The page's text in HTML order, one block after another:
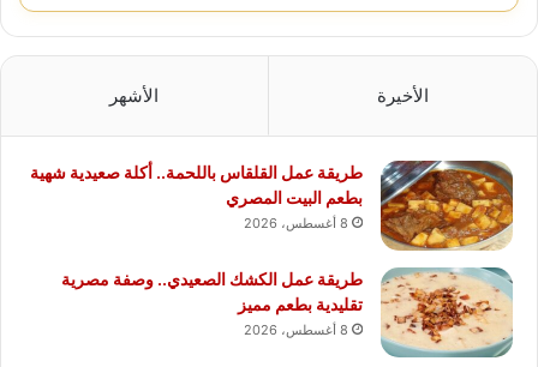
الأخيرة الأشهر
طريقة عمل القلقاس باللحمة.. أكلة صعيدية شهية
بطعم البيت المصري
8 أغسطس، 2026
طريقة عمل الكشك الصعيدي.. وصفة مصرية
تقليدية بطعم مميز
8 أغسطس، 2026